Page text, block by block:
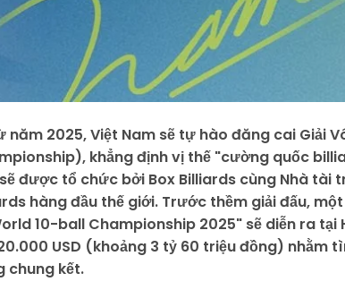
năm 2025, Việt Nam sẽ tự hào đăng cai Giải
khẳng định vị thế "cường quốc
được tổ chức bởi Box Billiards cùng Nhà tài
hàng đầu thế giới. Trước thềm giải đấu,
10-ball Championship 2025" sẽ diễn ra tại
USD (khoảng 3 tỷ 60 triệu đồng) nhằm
chung kết.